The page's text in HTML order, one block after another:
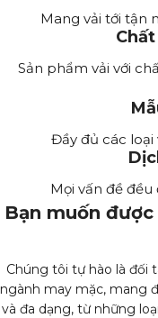
Mang vải tới tận
Sản phẩm vải với
Đầy đủ các loại
Mọi vấn đề
Bạn muốn
Chúng tôi tự hào là đối
ngành may mặc, mang
và đa dạng, từ những